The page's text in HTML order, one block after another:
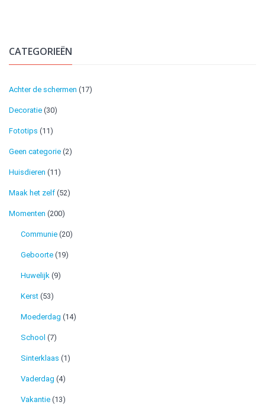
CATEGORIEËN
Achter de schermen (17)
Decoratie (30)
Fototips (11)
Geen categorie (2)
Huisdieren (11)
Maak het zelf (52)
Momenten (200)
Communie (20)
Geboorte (19)
Huwelijk (9)
Kerst (53)
Moederdag (14)
School (7)
Sinterklaas (1)
Vaderdag (4)
Vakantie (13)